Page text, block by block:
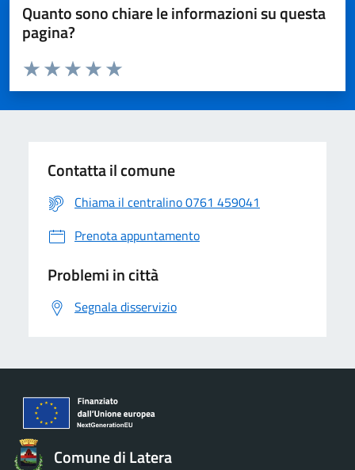
Quanto sono chiare le informazioni su questa
pagina?
Valuta da 1 a 5 stelle la pagina
Valuta 4 stelle su 5
Valuta 3 stelle su 5
Valuta 2 stelle su 5
Valuta 1 stelle su 5
Contatta il comune
Chiama il centralino 0761 459041
Prenota appuntamento
Problemi in città
Segnala disservizio
Comune di Latera